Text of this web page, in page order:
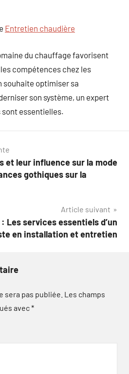
Entretien chaudière
du chauffage favorisent
compétences chez les
souhaite optimiser sa
son système, un expert
essentielles.
et leur influence sur la mode
gothiques sur la
Article suivant
Les services essentiels d’un
en installation et entretien
sera pas publiée. Les champs
avec*